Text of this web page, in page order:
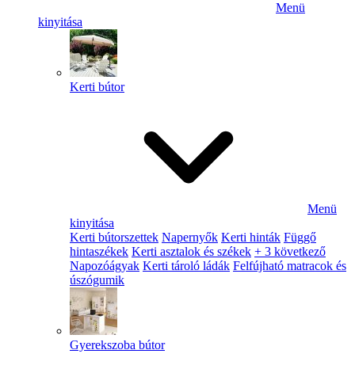
Menü
kinyitása
Kerti bútor
Menü
kinyitása
Kerti bútorszettek Napernyők Kerti hinták Függő
hintaszékek Kerti asztalok és székek + 3 következő
Napozóágyak Kerti tároló ládák Felfújható matracok és
úszógumik
Gyerekszoba bútor